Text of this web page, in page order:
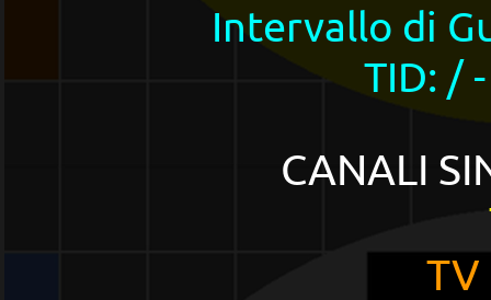
Intervallo di
TID: /
CANALI
TV